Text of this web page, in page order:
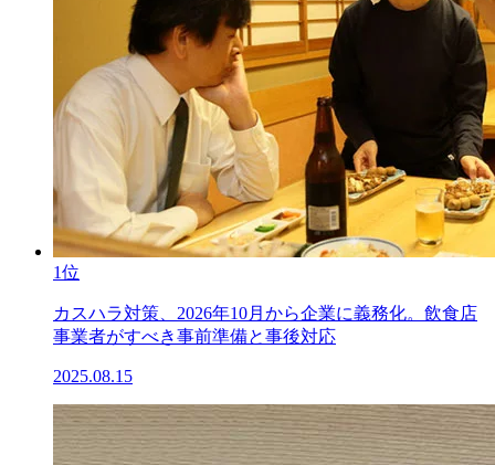
1位
カスハラ対策、2026年10月から企業に義務化。飲食店
事業者がすべき事前準備と事後対応
2025.08.15